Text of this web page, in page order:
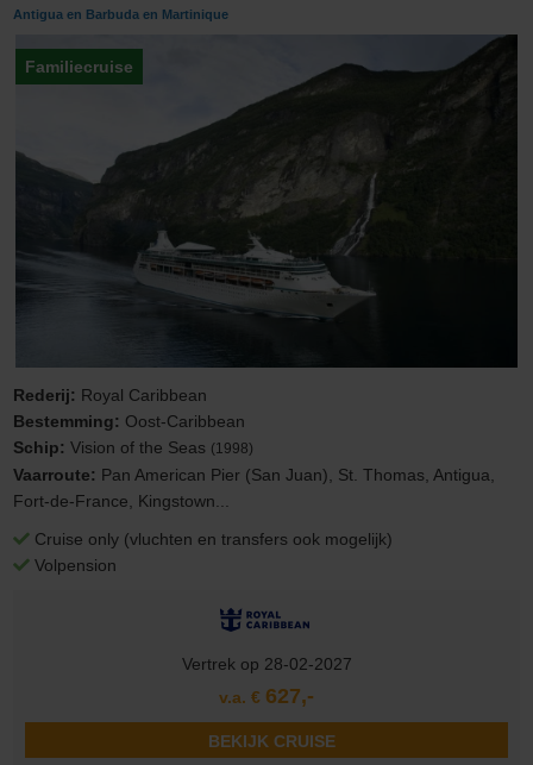
Antigua en Barbuda en Martinique
Familiecruise
Rederij: Royal Caribbean
Bestemming: Oost-Caribbean
Schip:Vision of the Seas (1998)
Vaarroute: Pan American Pier (San Juan), St. Thomas, Antigua,
Fort-de-France, Kingstown...
Cruise only (vluchten en transfers ook mogelijk)
Volpension
Vertrek op 28-02-2027
v.a. € 627,-
BEKIJK CRUISE